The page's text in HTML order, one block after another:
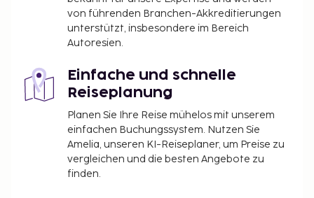
von führenden Branchen-Akkreditierungen
unterstützt, insbesondere im Bereich
Autoresien.
Einfache und schnelle
Reiseplanung
Planen Sie Ihre Reise mühelos mit unserem
einfachen Buchungssystem. Nutzen Sie
Amelia, unseren KI-Reiseplaner, um Preise zu
vergleichen und die besten Angebote zu
finden.